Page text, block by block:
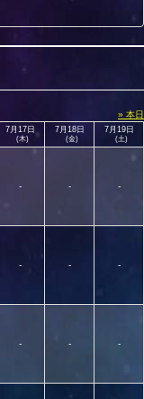
» 本日
7月17日
(木)
7月18日
(金)
7月19日
(土)
- - -
- - -
- - -